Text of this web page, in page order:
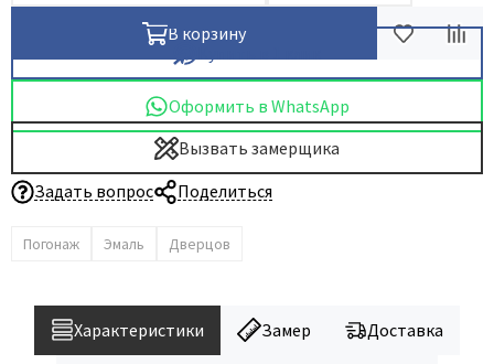
В корзину
Оформить в WhatsApp
Вызвать замерщика
Задать вопрос
Поделиться
Погонаж Эмаль Дверцов
Характеристики Замер Доставка